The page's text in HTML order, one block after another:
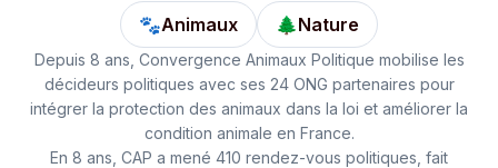
🐾Animaux 🌲Nature
Depuis 8 ans, Convergence Animaux Politique mobilise les
décideurs politiques avec ses 24 ONG partenaires pour
intégrer la protection des animaux dans la loi et améliorer la
condition animale en France.
En 8 ans, CAP a mené 410 rendez-vous politiques, fait